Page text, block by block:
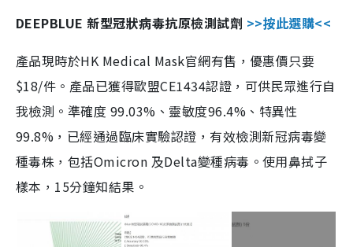
DEEPBLUE 新型冠狀病毒抗原檢測試劑 >>按此選購<<
產品現時於HK Medical Mask官網有售，優惠價只要
$18/件。產品已獲得歐盟CE1434認證，可供民眾進行自
我檢測。準確度 99.03%、靈敏度96.4%、特異性
99.8%，已經通過臨床實驗認證，有效檢測新冠病毒變
種毒株，包括Omicron 及Delta變種病毒。使用鼻拭子
樣本，15分鐘知結果。